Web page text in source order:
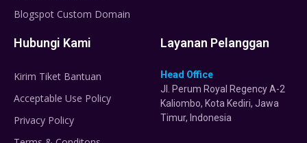
Blogspot Custom Domain
Hubungi Kami
Kirim Tiket Bantuan
Acceptable Use Policy
Privacy Policy
Layanan Pelanggan
Head Office
Jl. Perum Royal Regency A-2
Kaliombo, Kota Kediri, Jawa
Timur, Indonesia